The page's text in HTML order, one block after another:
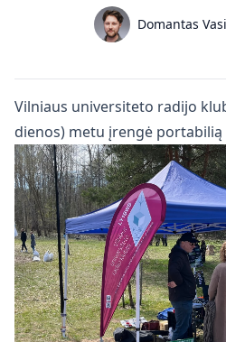
Name
Domantas
Vilniaus universiteto radijo
dienos) metu įrengė